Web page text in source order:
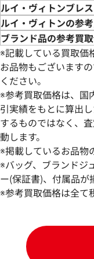
ルイヴィトン モノグ
バングル
参考買取価格
46,000円
ルイ・ヴィトンブレ
ルイ・ヴィトンの参
ブランド品の参考買
※記載している買取価
お品物もございます
ください。
※参考買取価格は、国
引実績をもとに算出
するものではなく、
動します。
※掲載しているお品物
※バッグ、ブランドジ
ー(保証書)、付属品が
※参考買取価格は全て